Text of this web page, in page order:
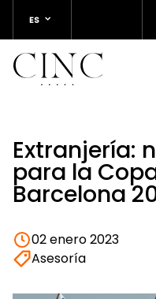
ES
Extranjería:
para la
Barcelona
02 enero 2023
Asesoría